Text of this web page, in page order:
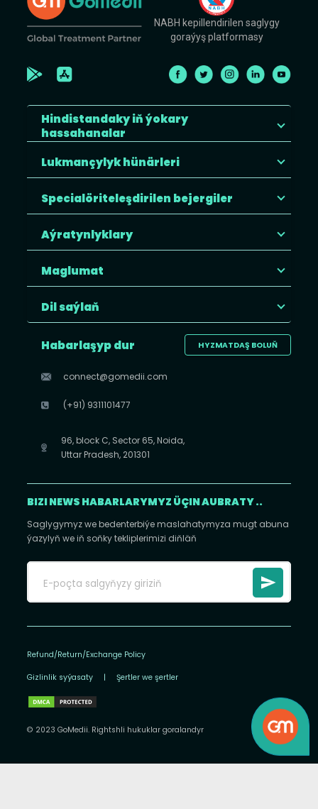
NABH kepillendirilen saglygy
goraýyş platformasy
Hindistandaky iň ýokary
hassahanalar
Lukmançylyk hünärleri
Specialöriteleşdirilen bejergiler
Aýratynlyklary
Maglumat
Dil saýlaň
HYZMATDAŞ BOLUŇ
Habarlaşyp dur
connect@gomedii.com
(+91) 9311101477
96, block C, Sector 65, Noida,
Uttar Pradesh, 201301
BIZI NEWS HABARLARYMYZ ÜÇIN AUBRATY ..
Saglygymyz we bedenterbiýe maslahatymyza mugt abuna
ýazylyň we iň soňky tekliplerimizi diňläň
Refund/Return/Exchange Policy
Gizlinlik syýasaty | Şertler we şertler
© 2023 GoMedii. Rightshli hukuklar goralandyr